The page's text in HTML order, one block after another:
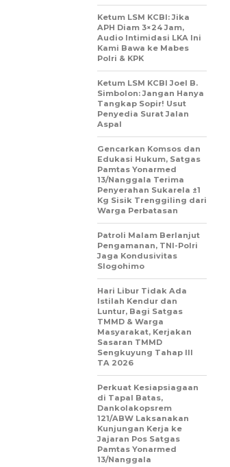
Ketum LSM KCBI: Jika
APH Diam 3×24 Jam,
Audio Intimidasi LKA Ini
Kami Bawa ke Mabes
Polri & KPK
Ketum LSM KCBI Joel B.
Simbolon: Jangan Hanya
Tangkap Sopir! Usut
Penyedia Surat Jalan
Aspal
Gencarkan Komsos dan
Edukasi Hukum, Satgas
Pamtas Yonarmed
13/Nanggala Terima
Penyerahan Sukarela ±1
Kg Sisik Trenggiling dari
Warga Perbatasan
Patroli Malam Berlanjut
Pengamanan, TNI-Polri
Jaga Kondusivitas
Slogohimo
Hari Libur Tidak Ada
Istilah Kendur dan
Luntur, Bagi Satgas
TMMD & Warga
Masyarakat, Kerjakan
Sasaran TMMD
Sengkuyung Tahap III
TA 2026
Perkuat Kesiapsiagaan
di Tapal Batas,
Dankolakopsrem
121/ABW Laksanakan
Kunjungan Kerja ke
Jajaran Pos Satgas
Pamtas Yonarmed
13/Nanggala